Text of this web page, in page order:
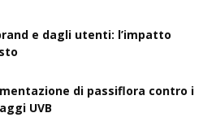
e dagli utenti: l’impatto
di passiflora contro i
UVB